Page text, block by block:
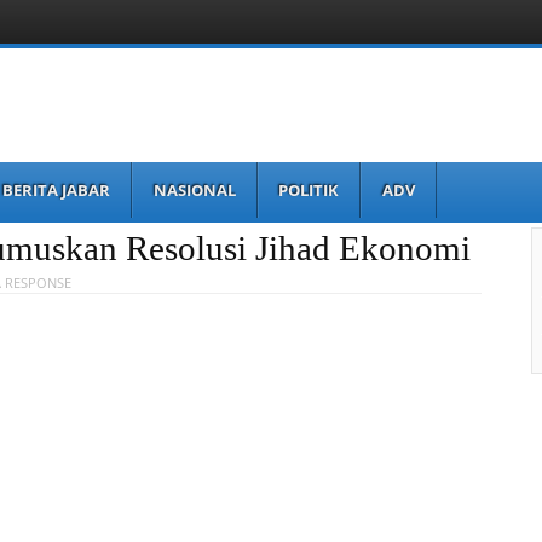
BERITA JABAR NASIONAL POLITIK ADV
Resolusi Jihad Ekonomi
RESPONSE